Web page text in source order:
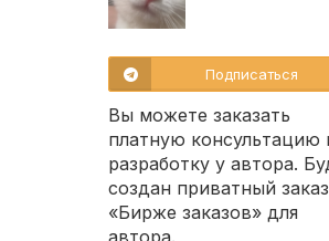
Подписаться
Вы можете заказать
платную консультацию
разработку у автора.
создан приватный
«Бирже заказов» для
автора.